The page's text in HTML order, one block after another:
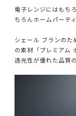
電子レンジにはもち
ちろんホームパーテ
シェール ブランのた
の素材「プレミアム
透光性が優れた品質の